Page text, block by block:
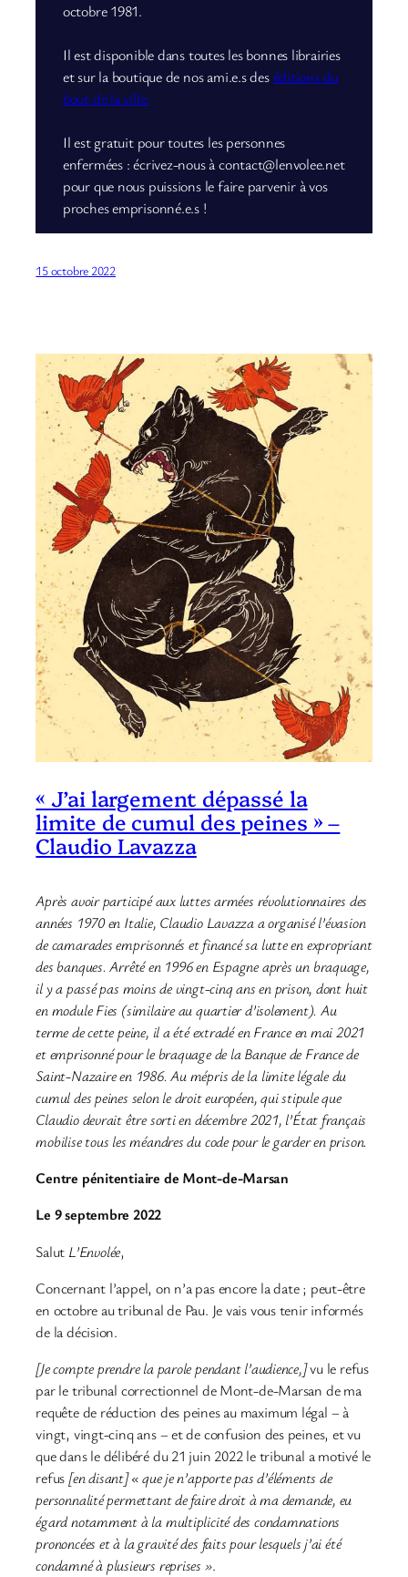
octobre 1981.
Il est disponible dans toutes les bonnes librairies
et sur la boutique de nos ami.e.s deséditions du
bout de la ville.
Il est gratuit pour toutes les personnes
enfermées : écrivez-nous à contact@lenvolee.net
pour que nous puissions le faire parvenir à vos
proches emprisonné.e.s !
15 octobre 2022
« J’ai largement dépassé la
limite de cumul des peines » –
Claudio Lavazza
Après avoir participé aux luttes armées révolutionnaires des
années 1970 en Italie, Claudio Lavazza a organisé l’évasion
de camarades emprisonnés et financé sa lutte en expropriant
des banques. Arrêté en 1996 en Espagne après un braquage,
il y a passé pas moins de vingt-cinq ans en prison, dont huit
en module Fies (similaire au quartier d’isolement). Au
terme de cette peine, il a été extradé en France en mai 2021
et emprisonné pour le braquage de la Banque de France de
Saint-Nazaire en 1986. Au mépris de la limite légale du
cumul des peines selon le droit européen, qui stipule que
Claudio devrait être sorti en décembre 2021, l’État français
mobilise tous les méandres du code pour le garder en prison.
Centre pénitentiaire de Mont-de-Marsan
Le 9 septembre 2022
Salut L’Envolée,
Concernant l’appel, on n’a pas encore la date ; peut-être
en octobre au tribunal de Pau. Je vais vous tenir informés
de la décision.
[Je compte prendre la parole pendant l’audience,]vu le refus
par le tribunal correctionnel de Mont-de-Marsan de ma
requête de réduction des peines au maximum légal – à
vingt, vingt-cinq ans – et de confusion des peines, et vu
que dans le délibéré du 21 juin 2022 le tribunal a motivé le
refus [en disant]« que je n’apporte pas d’éléments de
personnalité permettant de faire droit à ma demande, eu
égard notamment à la multiplicité des condamnations
prononcées età la gravité des faits pour lesquels j’ai été
condamné à plusieurs reprises ».